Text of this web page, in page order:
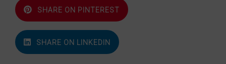
SHARE ON PINTEREST
SHARE ON LINKEDIN